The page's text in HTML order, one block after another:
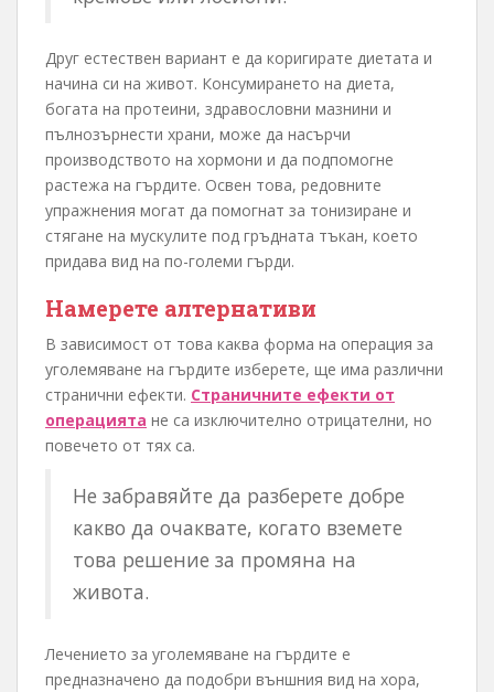
Друг естествен вариант е да коригирате диетата и
начина си на живот. Консумирането на диета,
богата на протеини, здравословни мазнини и
пълнозърнести храни, може да насърчи
производството на хормони и да подпомогне
растежа на гърдите. Освен това, редовните
упражнения могат да помогнат за тонизиране и
стягане на мускулите под гръдната тъкан, което
придава вид на по-големи гърди.
Намерете алтернативи
В зависимост от това каква форма на операция за
уголемяване на гърдите изберете, ще има различни
странични ефекти. Страничните ефекти от
операцията не са изключително отрицателни, но
повечето от тях са.
Не забравяйте да разберете добре
какво да очаквате, когато вземете
това решение за промяна на
живота.
Лечението за уголемяване на гърдите е
предназначено да подобри външния вид на хора,